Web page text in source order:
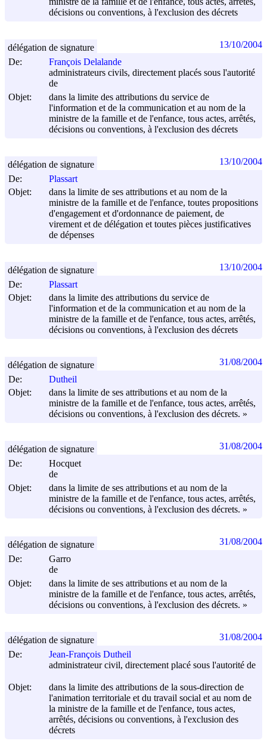
décisions ou conventions, à l'exclusion des décrets
De:
François Delalande
administrateurs civils, directement placés sous l'autorité
de
Objet:
dans la limite des attributions du service de
l'information et de la communication et au nom de la
ministre de la famille et de l'enfance, tous actes, arrêtés,
décisions ou conventions, à l'exclusion des décrets
délégation de signature 13/10/2004
De:
Plassart
Objet:
dans la limite de ses attributions et au nom de la
ministre de la famille et de l'enfance, toutes propositions
d'engagement et d'ordonnance de paiement, de
virement et de délégation et toutes pièces justificatives
de dépenses
délégation de signature 13/10/2004
De:
Plassart
Objet:
dans la limite des attributions du service de
l'information et de la communication et au nom de la
ministre de la famille et de l'enfance, tous actes, arrêtés,
décisions ou conventions, à l'exclusion des décrets
délégation de signature 13/10/2004
De:
Dutheil
Objet:
dans la limite de ses attributions et au nom de la
ministre de la famille et de l'enfance, tous actes, arrêtés,
décisions ou conventions, à l'exclusion des décrets. »
délégation de signature 31/08/2004
De:
Hocquet
de
Objet:
dans la limite de ses attributions et au nom de la
ministre de la famille et de l'enfance, tous actes, arrêtés,
décisions ou conventions, à l'exclusion des décrets. »
délégation de signature 31/08/2004
De:
Garro
de
Objet:
dans la limite de ses attributions et au nom de la
ministre de la famille et de l'enfance, tous actes, arrêtés,
décisions ou conventions, à l'exclusion des décrets. »
délégation de signature 31/08/2004
De:
Jean-François Dutheil
administrateur civil, directement placé sous l'autorité de
Objet:
dans la limite des attributions de la sous-direction de
l'animation territoriale et du travail social et au nom de
la ministre de la famille et de l'enfance, tous actes,
arrêtés, décisions ou conventions, à l'exclusion des
décrets
délégation de signature 31/08/2004